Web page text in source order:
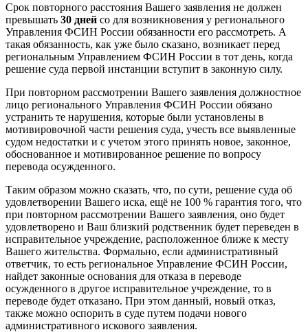
Срок повторного расстояния Вашего заявления не должен
превышать 30 дней со для возникновения у регионального
Управления ФСИН России обязанности его рассмотреть. А
такая обязанность, как уже было сказано, возникает перед
региональным Управлением ФСИН России в тот день, когда
решение суда первой инстанции вступит в законную силу.
При повторном рассмотрении Вашего заявления должностное
лицо регионального Управления ФСИН России обязано
устранить те нарушения, которые были установлены в
мотивировочной части решения суда, учесть все выявленные
судом недостатки и с учетом этого принять новое, законное,
обоснованное и мотивированное решение по вопросу
перевода осужденного.
Таким образом можно сказать, что, по сути, решение суда об
удовлетворении Вашего иска, ещё не 100 % гарантия того, что
при повторном рассмотрении Вашего заявления, оно будет
удовлетворено и Ваш близкий родственник будет переведен в
исправительное учреждение, расположенное ближе к месту
Вашего жительства. Формально, если административный
ответчик, то есть региональное Управление ФСИН России,
найдет законные основания для отказа в переводе
осужденного в другое исправительное учреждение, то в
переводе будет отказано. При этом данный, новый отказ,
также можно оспорить в суде путем подачи нового
административного искового заявления.